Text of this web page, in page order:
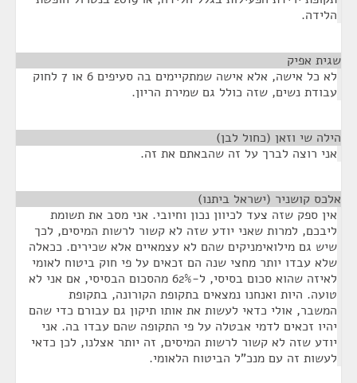
הלידה.
שגית אפיק
לא כל אישה, אלא אישה שמתקיימים בה סעיפים 6 או 7 לחוק
עבודת נשים, שזה כולל גם שמירת הריון.
הילה שי וזאן (כחול לבן)
אני רוצה לברך על זה שהבאתם את זה.
אלכס קושניר (ישראל ביתנו)
אין ספק שזה צעד לכיוון נכון וחיובי. אני מסב את תשומת
ליבכם, למרות שאני יודע שזה לא קשור לרשות המיסים, לכך
שיש גם מילואימניקים שהם לא עצמאיים אלא שכירים. ככאלה
שלא עבדו יותר מחצי שנה הם זכאים על פי חוק ביטוח לאומי
לאיזה שהוא סכום בסיסי, ל-62% מהסכום הבסיסי, אם אני לא
טועה. היות ואנחנו נמצאים בתקופת הקורונה, בתקופת
המשבר, אולי כדאי לעשות את אותו תיקון גם עבורם כדי שהם
יהיו זכאים לדמי אבטלה על פי התקופה שהם עבדו בה. אני
יודע שזה לא קשור לרשות המיסים, זה יותר אצלנו, לכן כדאי
לעשות זה עם מנכ"ל הביטוח הלאומי.